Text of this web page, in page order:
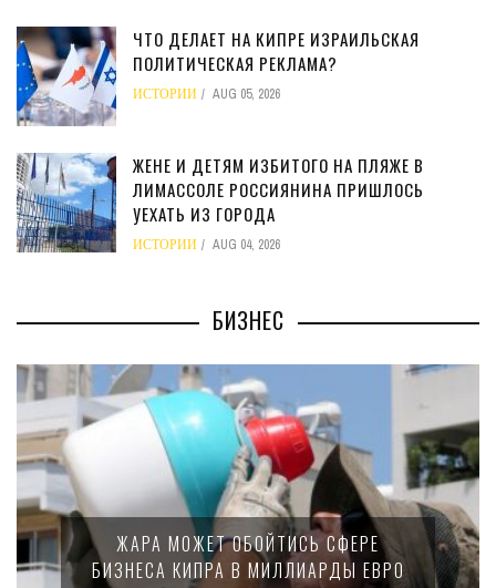
ЧТО ДЕЛАЕТ НА КИПРЕ ИЗРАИЛЬСКАЯ
ПОЛИТИЧЕСКАЯ РЕКЛАМА?
ИСТОРИИ AUG 05, 2026
ЖЕНЕ И ДЕТЯМ ИЗБИТОГО НА ПЛЯЖЕ В
ЛИМАССОЛЕ РОССИЯНИНА ПРИШЛОСЬ
УЕХАТЬ ИЗ ГОРОДА
ИСТОРИИ AUG 04, 2026
БИЗНЕС
МИНФИН КИПРА ПЕРЕПИСАЛ ЗАКОН О
15-ПРОЦЕНТНОМ НАЛОГЕ ДЛЯ
КРУПНЫХ МЕЖДУНАРОДНЫХ